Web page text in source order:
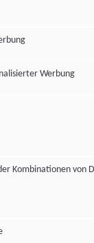
zur
pro Monat
Werbung
Kombinationen von